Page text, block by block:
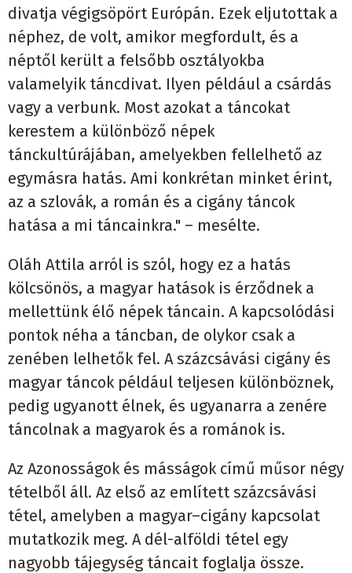
divatja végigsöpört Európán. Ezek eljutottak a
néphez, de volt, amikor megfordult, és a
néptől került a felsőbb osztályokba
valamelyik táncdivat. Ilyen például a csárdás
vagy a verbunk. Most azokat a táncokat
kerestem a különböző népek
tánckultúrájában, amelyekben fellelhető az
egymásra hatás. Ami konkrétan minket érint,
az a szlovák, a román és a cigány táncok
hatása a mi táncainkra." – mesélte.
Oláh Attila arról is szól, hogy ez a hatás
kölcsönös, a magyar hatások is érződnek a
mellettünk élő népek táncain. A kapcsolódási
pontok néha a táncban, de olykor csak a
zenében lelhetők fel. A százcsávási cigány és
magyar táncok például teljesen különböznek,
pedig ugyanott élnek, és ugyanarra a zenére
táncolnak a magyarok és a románok is.
Az Azonosságok és másságok című műsor négy
tételből áll. Az első az említett százcsávási
tétel, amelyben a magyar–cigány kapcsolat
mutatkozik meg. A dél-alföldi tétel egy
nagyobb tájegység táncait foglalja össze.